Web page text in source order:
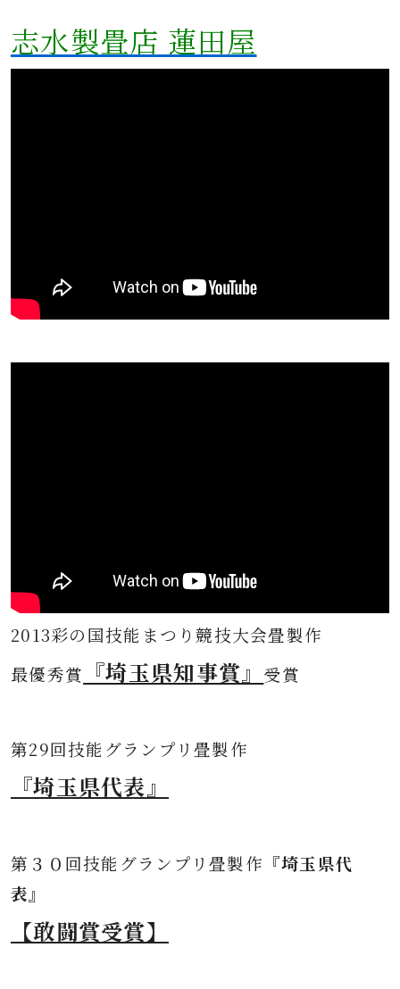
志水製畳店 蓮田屋
2013彩の国技能まつり競技大会畳製作
最優秀賞
『埼玉県知事賞』 受賞
第29回技能グランプリ畳製作
『埼玉県代表』
第３０ 回技能グランプリ畳製作 『埼玉県代
表』
【敢闘賞受賞】